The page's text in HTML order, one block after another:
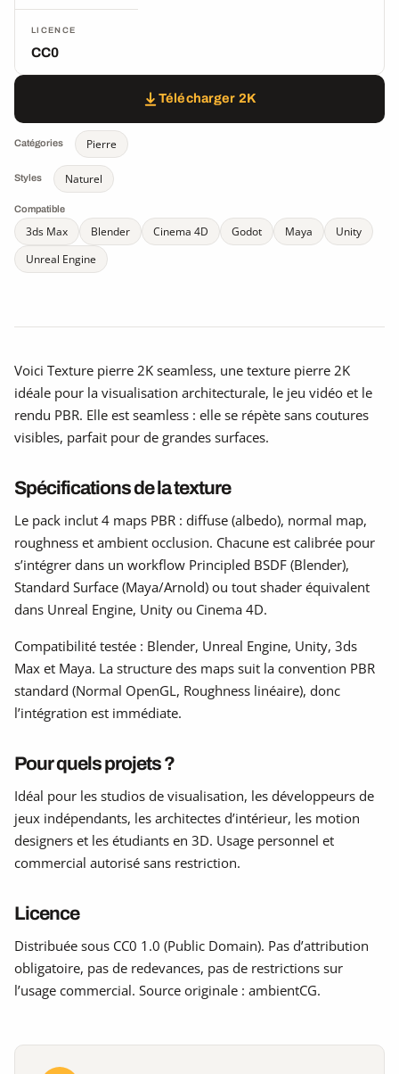
LICENCE
CC0
Télécharger 2K
Catégories Pierre
Styles Naturel
Compatible
3ds Max Blender Cinema 4D Godot Maya
Unity
Unreal Engine
Voici Texture pierre 2K seamless, une texture pierre 2K
idéale pour la visualisation architecturale, le jeu vidéo et le
rendu PBR. Elle est seamless : elle se répète sans coutures
visibles, parfait pour de grandes surfaces.
Spécifications de la texture
Le pack inclut 4 maps PBR : diffuse (albedo), normal map,
roughness et ambient occlusion. Chacune est calibrée pour
s’intégrer dans un workflow Principled BSDF (Blender),
Standard Surface (Maya/Arnold) ou tout shader équivalent
dans Unreal Engine, Unity ou Cinema 4D.
Compatibilité testée : Blender, Unreal Engine, Unity, 3ds
Max et Maya. La structure des maps suit la convention PBR
standard (Normal OpenGL, Roughness linéaire), donc
l’intégration est immédiate.
Pour quels projets ?
Idéal pour les studios de visualisation, les développeurs de
jeux indépendants, les architectes d’intérieur, les motion
designers et les étudiants en 3D. Usage personnel et
commercial autorisé sans restriction.
Licence
Distribuée sous CC0 1.0 (Public Domain). Pas d’attribution
obligatoire, pas de redevances, pas de restrictions sur
l’usage commercial. Source originale : ambientCG.